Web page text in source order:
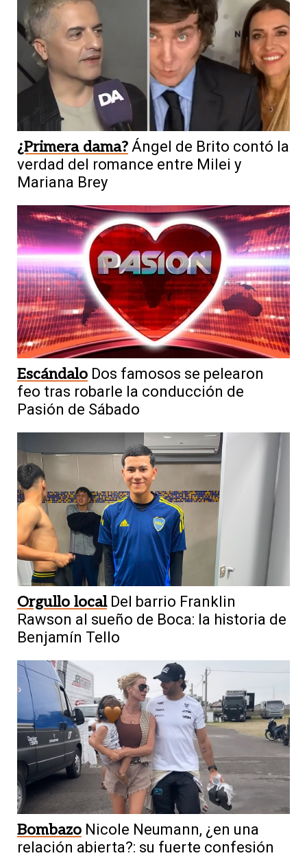
¿Primera dama? Ángel de Brito contó la
verdad del romance entre Milei y
Mariana Brey
Escándalo Dos famosos se pelearon
feo tras robarle la conducción de
Pasión de Sábado
Orgullo local Del barrio Franklin
Rawson al sueño de Boca: la historia de
Benjamín Tello
Bombazo Nicole Neumann, ¿en una
relación abierta?: su fuerte confesión